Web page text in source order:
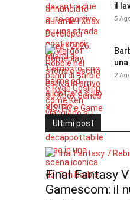
il
5
2
Ultimi post
Final Fantasy
Gamescom: il